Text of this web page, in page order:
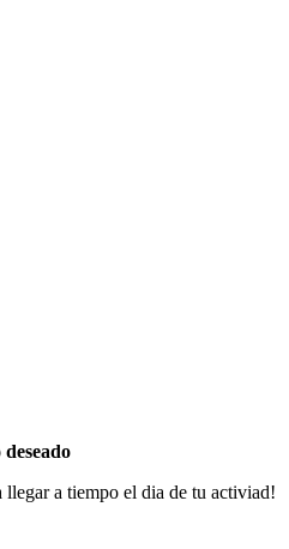
llegar a tiempo el dia de tu activiad!